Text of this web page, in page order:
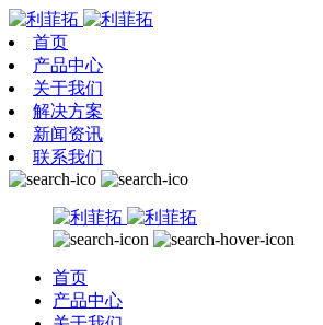
首页
产品中心
关于我们
解决方案
新闻资讯
联系我们
首页
产品中心